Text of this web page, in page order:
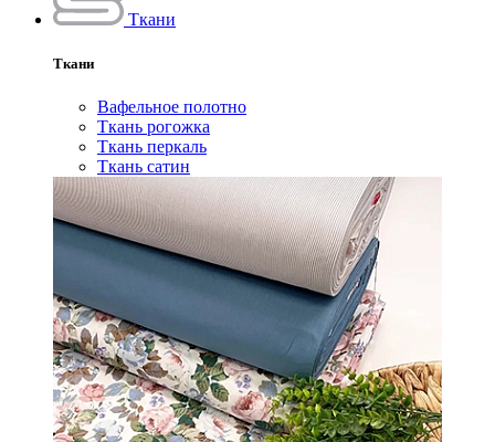
Ткани
Ткани
Вафельное полотно
Ткань рогожка
Ткань перкаль
Ткань сатин